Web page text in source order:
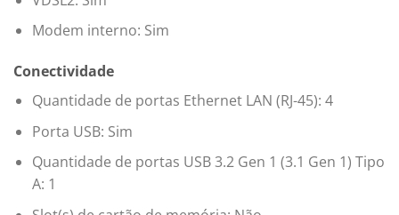
Modem interno: Sim
Conectividade
Quantidade de portas Ethernet LAN (RJ-45): 4
Porta USB: Sim
Quantidade de portas USB 3.2 Gen 1 (3.1 Gen 1) Tipo
A: 1